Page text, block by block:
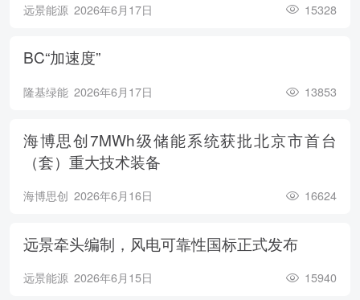
远景能源 2026年6月17日 15328
BC“加速度”
隆基绿能 2026年6月17日 13853
海博思创7MWh级储能系统获批北京市首台
（套）重大技术装备
海博思创 2026年6月16日 16624
远景牵头编制，风电可靠性国标正式发布
远景能源 2026年6月15日 15940